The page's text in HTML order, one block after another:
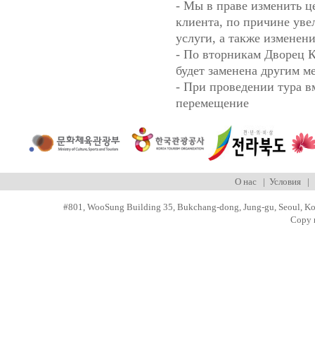
- Мы в праве изменить
клиента, по причине
услуги, а также
- По вторникам Дворец
будет заменена другим
- При проведении тура
перемещение
О нас | Условия |
#801, WooSung Building 35, Bukchang-dong, Jung-gu, Seoul,
Copy